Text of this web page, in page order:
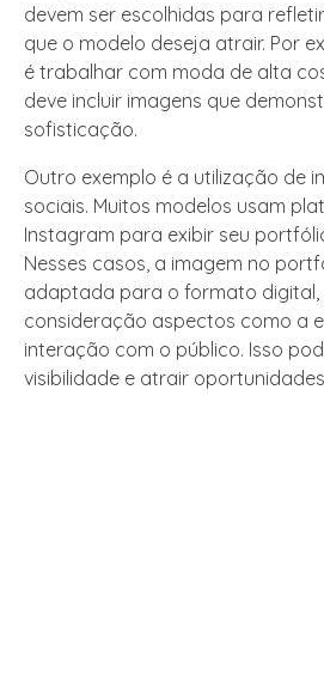
devem ser escolhidas para
que o modelo deseja atrair. Por
é trabalhar com moda de alta
deve incluir imagens que
sofisticação.
Outro exemplo é a utilização de
sociais. Muitos modelos usam
Instagram para exibir seu
Nesses casos, a imagem no
adaptada para o formato digital,
consideração aspectos como a
interação com o público. Isso
visibilidade e atrair